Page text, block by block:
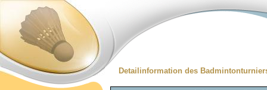
Detailinformation des